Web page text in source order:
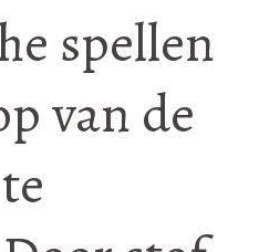
spellen
van de